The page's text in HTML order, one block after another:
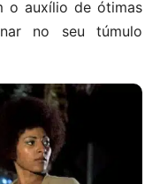
o auxílio de ótimas
no seu túmulo